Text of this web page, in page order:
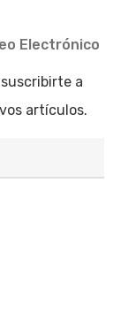
Electrónico
a
artículos.